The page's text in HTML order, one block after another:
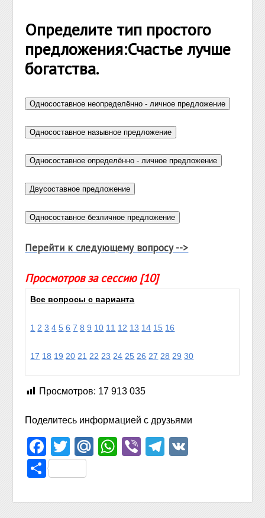
Определите тип простого
предложения:Счастье лучше
богатства.
Перейти к следующему вопросу -->
Просмотров за сессию [10]
Все вопросы с варианта
1 2 3 4 5 6 7 8 9 10 11 12 13 14 15 16
17 18 19 20 21 22 23 24 25 26 27 28 29 30
Просмотров: 17 913 035
Поделитесь информацией с друзьями
Facebook
TwitterMail.Ru
WhatsApp
ViberTelegram
Отправить